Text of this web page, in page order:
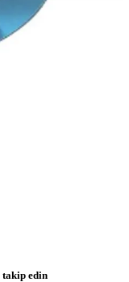
takip edin